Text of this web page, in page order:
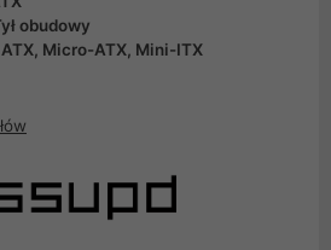
obudowy
ATX, Micro-ATX, Mini-ITX